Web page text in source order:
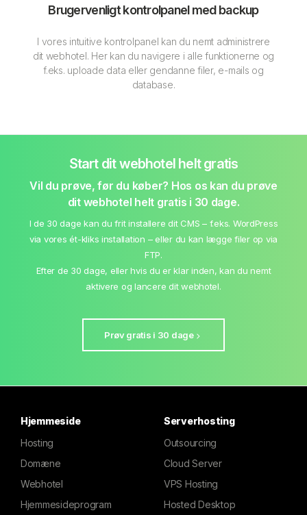
Brugervenligt kontrolpanel med backup
I vores intuitive kontrolpanel kan du nemt administrere
dit webhotel. Her kan du navigere i alle funktionerne og
f.eks. uploade data eller gendanne filer, e-mails og
database.
Start dit webhotel helt gratis
Vil du prøve, før du køber? Hos os kan du prøve
dit webhotel helt gratis i 30 dage.
I de 30 dage kan du frit installere dit CMS – f.eks. WordPress
via vores ét-kliks installation – eller du kan lægge filer op via
FTP.
Efter de 30 dage, eller hvis du er klar inden, kan du nemt
aktivere og lancere dit webhotel.
Prøv gratis i 30 dage
Hjemmeside
Hosting
Domæne
Webhotel
Hjemmesideprogram
Serverhosting
Outsourcing
Cloud Server
VPS Hosting
Hosted Desktop